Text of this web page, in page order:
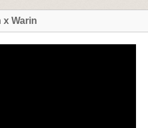
Warin